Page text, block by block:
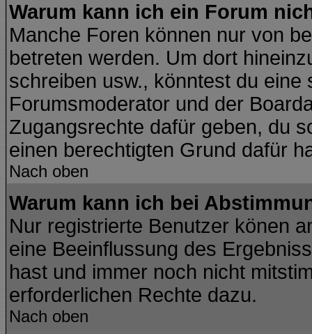
Warum kann ich ein Forum
Manche Foren können nur von
betreten werden. Um dort
schreiben usw., könntest du
Forumsmoderator und der
Zugangsrechte dafür geben, du
einen berechtigten Grund dafür
Nach oben
Warum kann ich bei
Nur registrierte Benutzer könen
eine Beeinflussung des
hast und immer noch nicht
erforderlichen Rechte dazu.
Nach oben